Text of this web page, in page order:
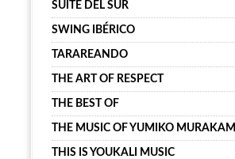
SUITE DEL SUR
SWING IBÉRICO
TARAREANDO
THE ART OF RESPECT
THE BEST OF
THE MUSIC OF YUMIKO MURAKAMI
THIS IS YOUKALI MUSIC